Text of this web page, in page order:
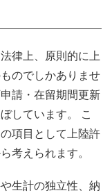
律上、原則的に上
のでしかありませ
請・在留期間更新
しています。 こ
項目として上陸許
考えられます。
生計の独立性、納